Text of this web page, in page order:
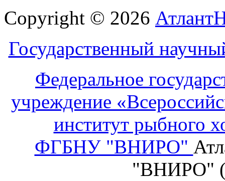
Copyright © 2026
Государственный
Федеральное
учреждение
институт рыбного
ФГБНУ "ВНИРО"
"ВНИРО"